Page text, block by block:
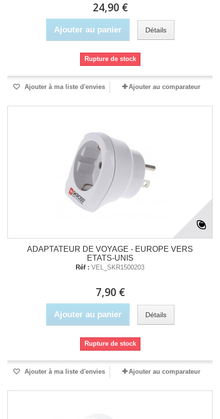
24,90 €
Ajouter au panier Détails
Rupture de stock
Ajouter à ma liste d'envies Ajouter au comparateur
ADAPTATEUR DE VOYAGE - EUROPE VERS
ETATS-UNIS
Réf : VEL_SKR1500203
7,90 €
Ajouter au panier Détails
Rupture de stock
Ajouter à ma liste d'envies Ajouter au comparateur